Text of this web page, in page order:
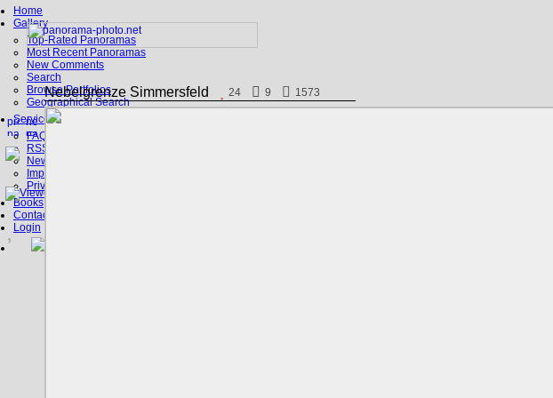
Home
Gallery
Top-Rated Panoramas
Most Recent Panoramas
New Comments
Search
Browse Portfolios
Geographical Search
Service
FAQ
RSS, Google Earth
News
Imprint
Privacy Policy
Books
Contact
Login
Nebelgrenze Simmersfeld 24 9 1573